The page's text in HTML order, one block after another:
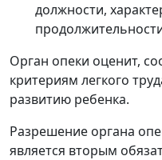
должности,
Орган опеки оценит,
критериям легкого
развитию ребенка.
Разрешение органа
является вторым